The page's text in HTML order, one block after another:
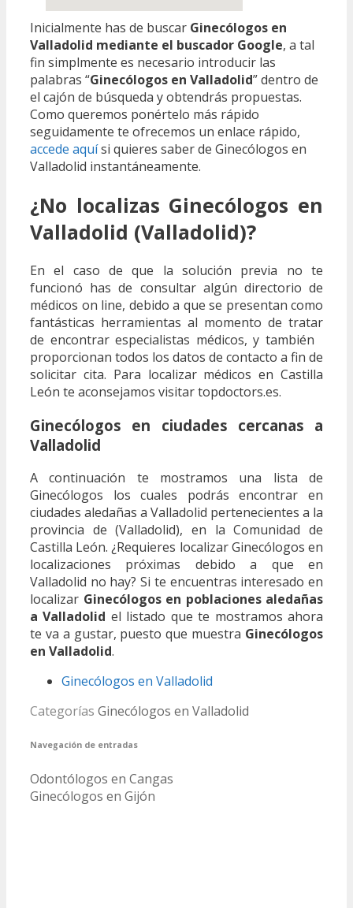
Inicialmente has de buscar Ginecólogos en
Valladolid mediante el buscador Google, a tal
fin simplmente es necesario introducir las
palabras “Ginecólogos en Valladolid” dentro de
el cajón de búsqueda y obtendrás propuestas.
Como queremos ponértelo más rápido
seguidamente te ofrecemos un enlace rápido,
accede aquísi quieres saber de Ginecólogos en
Valladolid instantáneamente.
¿No localizas Ginecólogos en
Valladolid (Valladolid)?
En el caso de que la solución previa no te
funcionó has de consultar algún directorio de
médicos on line, debido a que se presentan como
fantásticas herramientas al momento de tratar
de encontrar especialistas médicos, y también
proporcionan todos los datos de contacto a fin de
solicitar cita. Para localizar médicos en Castilla
León te aconsejamos visitar topdoctors.es.
Ginecólogos en ciudades cercanas a
Valladolid
A continuación te mostramos una lista de
Ginecólogos los cuales podrás encontrar en
ciudades aledañas a Valladolid pertenecientes a la
provincia de (Valladolid), en la Comunidad de
Castilla León. ¿Requieres localizar Ginecólogos en
localizaciones próximas debido a que en
Valladolid no hay? Si te encuentras interesado en
localizar Ginecólogos en poblaciones aledañas
a Valladolid el listado que te mostramos ahora
te va a gustar, puesto que muestra Ginecólogos
en Valladolid.
Ginecólogos en Valladolid
Categorías Ginecólogos en Valladolid
Navegación de entradas
Odontólogos en Cangas
Ginecólogos en Gijón